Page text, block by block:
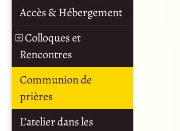
Accès & Hébergement
Colloques et
Rencontres
Communion de
prières
L’atelier dans les